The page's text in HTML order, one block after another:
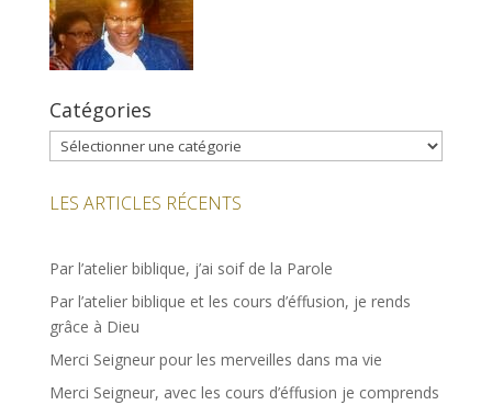
Catégories
Catégories
LES ARTICLES RÉCENTS
Par l’atelier biblique, j’ai soif de la Parole
Par l’atelier biblique et les cours d’éffusion, je rends
grâce à Dieu
Merci Seigneur pour les merveilles dans ma vie
Merci Seigneur, avec les cours d’éffusion je comprends